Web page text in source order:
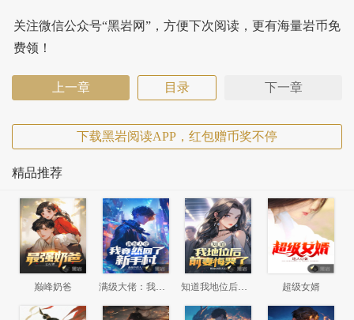
关注微信公众号“黑岩网”，方便下次阅读，更有海量岩币免
费领！
上一章 目录 下一章
下载黑岩阅读APP，红包赠币奖不停
精品推荐
巅峰奶爸 满级大佬：我竟然回了新手村 知道我地位后，前妻悔哭了 超级女婿